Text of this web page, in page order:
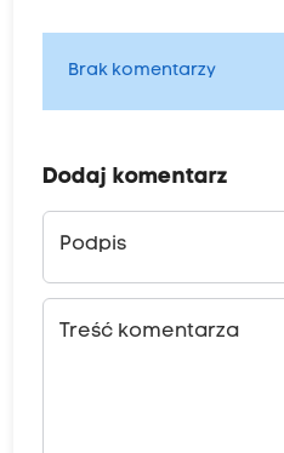
Brak komentarzy
Dodaj komentarz
Podpis
Treść komentarza